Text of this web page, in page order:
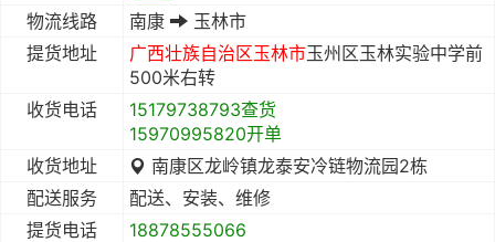
物流线路 南康
玉林市
提货地址
广西壮族自治区玉林市玉州区玉林实验中学前
500米右转
收货电话
15179738793查货
15970995820开单
收货地址
南康区龙岭镇龙泰安冷链物流园2栋
配送服务
配送、安装、维修
提货电话
18878555066